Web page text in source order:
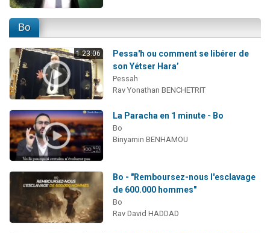
Bo
1:23:06
Pessa'h ou comment se libérer de
son Yétser Hara’
Pessah
Rav Yonathan BENCHETRIT
La Paracha en 1 minute - Bo
Bo
Binyamin BENHAMOU
Bo - "Remboursez-nous l'esclavage
de 600.000 hommes"
Bo
Rav David HADDAD